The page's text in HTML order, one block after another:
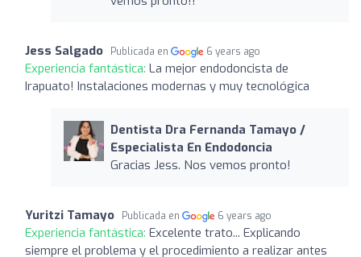
Jess Salgado Publicada en 6 years ago
Experiencia fantástica: La mejor endodoncista de
Irapuato! Instalaciones modernas y muy tecnológica
Dentista Dra Fernanda Tamayo /
Especialista En Endodoncia
Gracias Jess. Nos vemos pronto!
Yuritzi Tamayo Publicada en 6 years ago
Experiencia fantástica: Excelente trato... Explicando
siempre el problema y el procedimiento a realizar antes